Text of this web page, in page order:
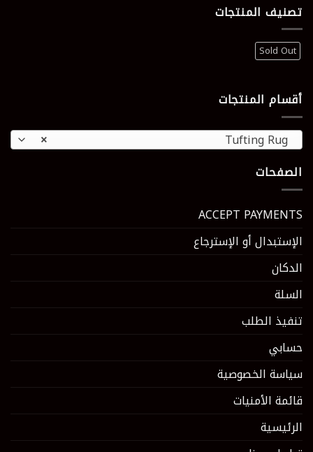
تصنيف المنتجات
Sold Out
أقسام المنتجات
×
Tufting Rug
الصفحات
ACCEPT PAYMENTS
الإستبدال أو الإسترجاع
الدكان
السلة
تنفيذ الطلب
حسابي
سياسة الخصوصية
قائمة الأمنيات
الرئيسية